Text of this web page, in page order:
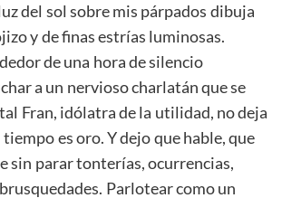
del sol sobre mis párpados dibuja
y de finas estrías luminosas.
de una hora de silencio
a un nervioso charlatán que se
Fran, idólatra de la utilidad, no deja
es oro. Y dejo que hable, que
sin parar tonterías, ocurrencias,
Parlotear como un